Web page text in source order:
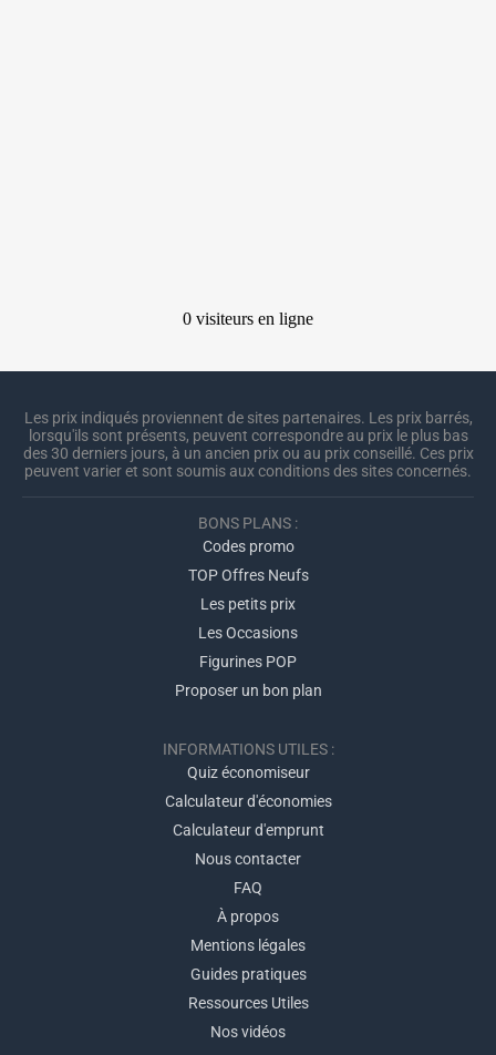
Les prix indiqués proviennent de sites partenaires. Les prix barrés,
lorsqu'ils sont présents, peuvent correspondre au prix le plus bas
des 30 derniers jours, à un ancien prix ou au prix conseillé. Ces prix
peuvent varier et sont soumis aux conditions des sites concernés.
BONS PLANS :
Codes promo
TOP Offres Neufs
Les petits prix
Les Occasions
Figurines POP
Proposer un bon plan
INFORMATIONS UTILES :
Quiz économiseur
Calculateur d'économies
Calculateur d'emprunt
Nous contacter
FAQ
À propos
Mentions légales
Guides pratiques
Ressources Utiles
Nos vidéos